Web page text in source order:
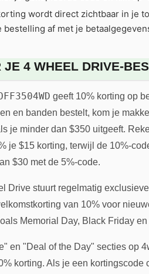
wordt direct zichtbaar in je
af met je
4 WHEEL DRIVE-
geeft 10% korting op
en banden bestelt, kom je
je minder dan $350 uitgeeft.
je $15 korting, terwijl de 10%-
$30 met de 5%-code.
Drive stuurt regelmatig
van 10% voor
Memorial Day, Black Friday
en "Deal of the Day" secties op
korting. Als je een kortingscode